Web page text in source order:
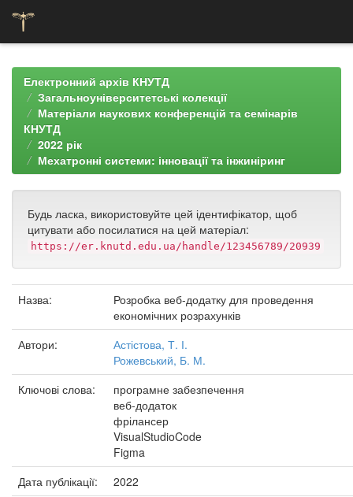
navigationЕлектронний архів КНУТД
Загальноуніверситетські колекції
Матеріали наукових конференцій та семінарів
КНУТД
2022 рік
Мехатронні системи: інновації та інжиніринг
Будь ласка, використовуйте цей ідентифікатор, щоб
цитувати або посилатися на цей матеріал:
https://er.knutd.edu.ua/handle/123456789/20939
Назва:
Розробка веб-додатку для проведення
економічних розрахунків
Автори:
Астістова, Т. І.
Рожевський, Б. М.
Ключові слова:
програмне забезпечення
веб-додаток
фрілансер
VisualStudioCode
Figma
Дата публікації:
2022